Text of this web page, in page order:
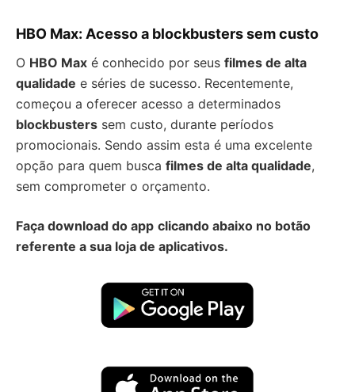
HBO Max: Acesso a blockbusters sem custo
O HBO Max é conhecido por seus filmes de alta
qualidade e séries de sucesso. Recentemente,
começou a oferecer acesso a determinados
blockbusters sem custo, durante períodos
promocionais. Sendo assim esta é uma excelente
opção para quem busca filmes de alta qualidade,
sem comprometer o orçamento.
Faça download do app clicando abaixo no botão
referente a sua loja de aplicativos.